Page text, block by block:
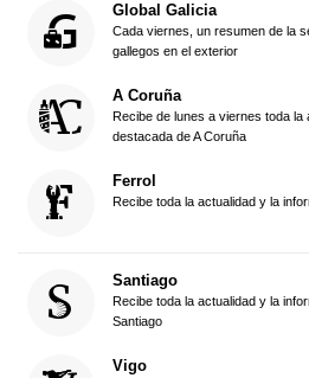
Global Galicia
Cada viernes, un resumen de la
gallegos en el exterior
A Coruña
Recibe de lunes a viernes toda la
destacada de A Coruña
Ferrol
Recibe toda la actualidad y la
Santiago
Recibe toda la actualidad y la
Santiago
Vigo